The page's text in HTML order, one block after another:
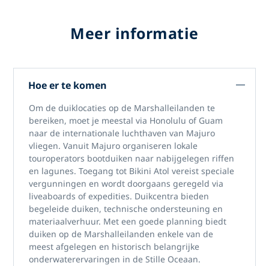
Meer informatie
Hoe er te komen
Omde duiklocaties op de Marshalleilanden te
bereiken, moet je meestal via Honolulu of Guam
naar de internationale luchthaven van Majuro
vliegen. Vanuit Majuro organiseren lokale
touroperators bootduiken naar nabijgelegen riffen
en lagunes. Toegang tot Bikini Atol vereist speciale
vergunningen en wordt doorgaans geregeld via
liveaboards of expedities. Duikcentra bieden
begeleide duiken, technische ondersteuning en
materiaalverhuur. Met een goede planning biedt
duiken op de Marshalleilanden enkele van de
meest afgelegen en historisch belangrijke
onderwaterervaringen in de Stille Oceaan.